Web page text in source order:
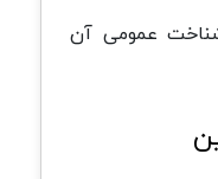
عمومی آن